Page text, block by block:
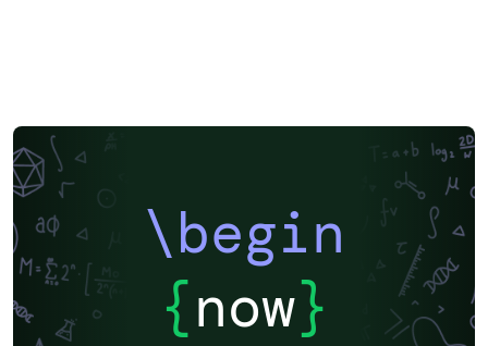
\begin
{now}